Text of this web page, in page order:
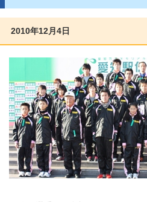
2010年12月4日